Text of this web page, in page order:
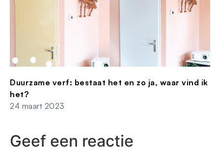
Duurzame verf: bestaat het en zo ja, waar vind ik
het?
24 maart 2023
Geef een reactie